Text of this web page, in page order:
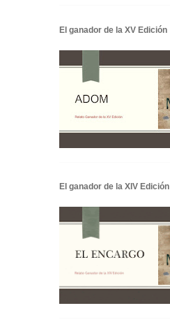
El ganador de la XV Edición
El ganador de la XIV Edición